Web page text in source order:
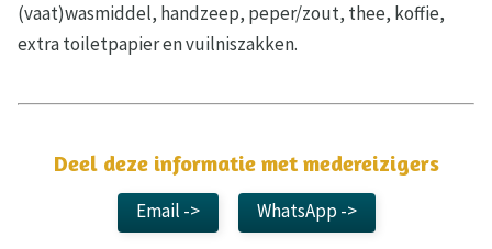
(vaat)wasmiddel, handzeep, peper/zout, thee, koffie,
extra toiletpapier en vuilniszakken.
Deel deze informatie met medereizigers
Email -> WhatsApp ->